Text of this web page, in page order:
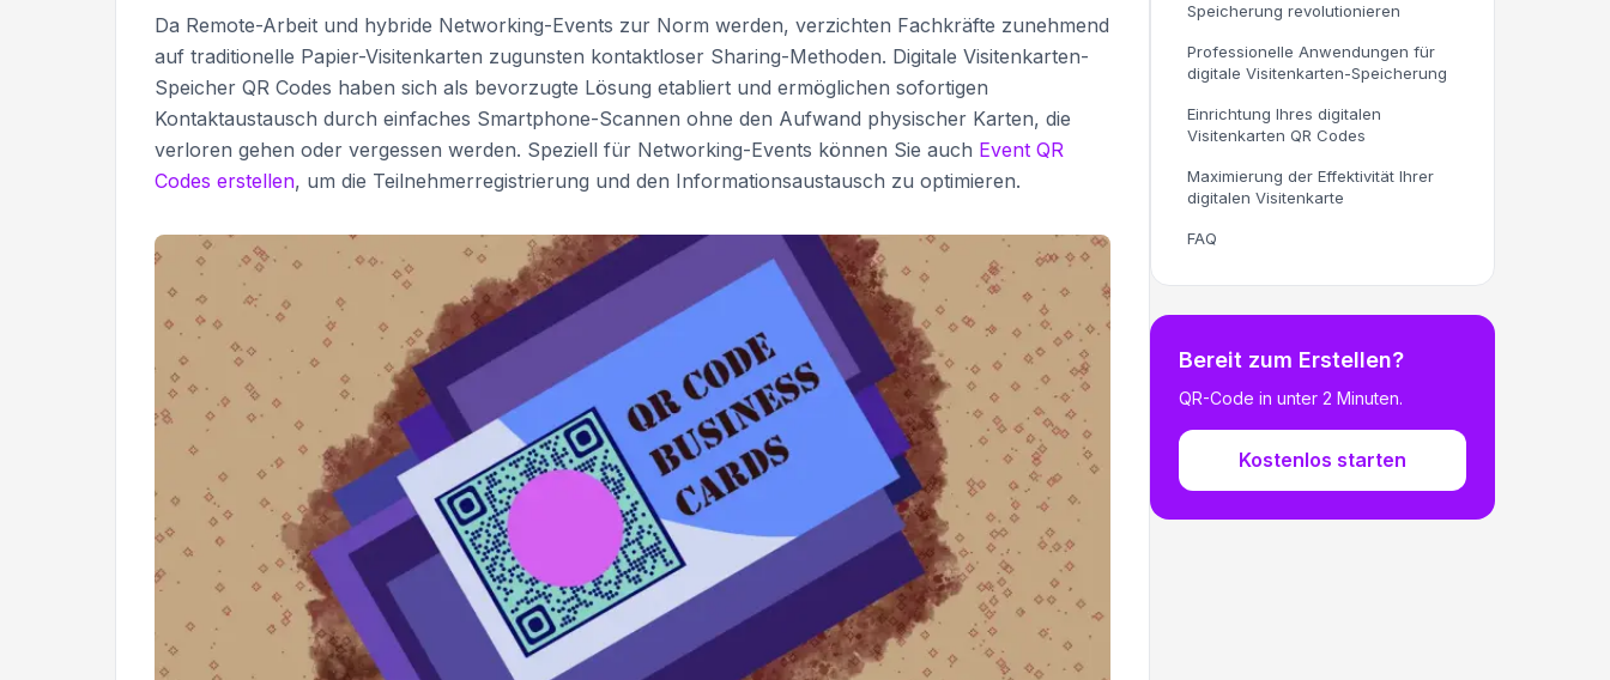
Da Remote-Arbeit und hybride Networking-Events zur Norm werden, verzichten Fachkräfte zunehmend
auf traditionelle Papier-Visitenkarten zugunsten kontaktloser Sharing-Methoden. Digitale Visitenkarten-
Speicher QR Codes haben sich als bevorzugte Lösung etabliert und ermöglichen sofortigen
Kontaktaustausch durch einfaches Smartphone-Scannen ohne den Aufwand physischer Karten, die
verloren gehen oder vergessen werden. Speziell für Networking-Events können Sie auch Event QR
Codes erstellen, um die Teilnehmerregistrierung und den Informationsaustausch zu optimieren.
Speicherung revolutionieren
Professionelle Anwendungen für
digitale Visitenkarten-Speicherung
Einrichtung Ihres digitalen
Visitenkarten QR Codes
Maximierung der Effektivität Ihrer
digitalen Visitenkarte
FAQ
Bereit zum Erstellen?
QR-Code in unter 2 Minuten.
Kostenlos starten